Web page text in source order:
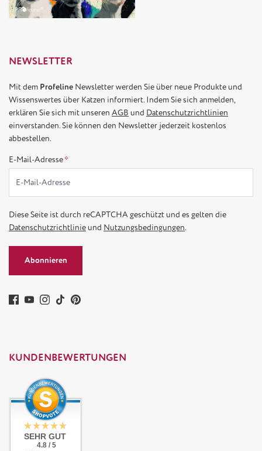
NEWSLETTER
Mit dem Profeline Newsletter werden Sie über neue Produkte und
Wissenswertes über Katzen informiert. Indem Sie sich anmelden,
erklären Sie sich mit unseren AGB und Datenschutzrichtlinien
einverstanden. Sie können den Newsletter jederzeit kostenlos
abbestellen.
E-Mail-Adresse*
Diese Seite ist durch reCAPTCHA geschützt und es gelten die
Datenschutzrichtlinieund Nutzungsbedingungen.
Abonnieren
KUNDENBEWERTUNGEN
SEHR GUT
4.8 / 5